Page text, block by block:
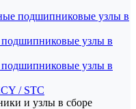
подшипниковые узлы в
узлы в
узлы в
/ STC
и узлы в сборе